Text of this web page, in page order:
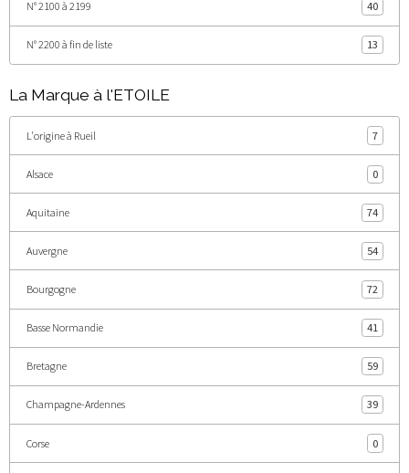
N° 2100 à 2199 40
N° 2200 à fin de liste 13
La Marque à l'ETOILE
L'origine à Rueil 7
Alsace 0
Aquitaine 74
Auvergne 54
Bourgogne 72
Basse Normandie 41
Bretagne 59
Champagne-Ardennes 39
Corse 0